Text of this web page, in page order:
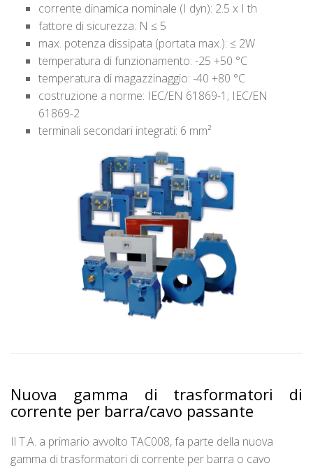
corrente dinamica nominale (I dyn): 2.5 x I th
fattore di sicurezza: N ≤ 5
max. potenza dissipata (portata max.): ≤ 2W
temperatura di funzionamento: -25 +50 °C
temperatura di magazzinaggio: -40 +80 °C
costruzione a norme: IEC/EN 61869-1; IEC/EN
61869-2
terminali secondari integrati: 6 mm²
Nuova gamma di trasformatori di
corrente per barra/cavo passante
Il T.A. a primario avvolto TAC008, fa parte della nuova
gamma di trasformatori di corrente per barra o cavo